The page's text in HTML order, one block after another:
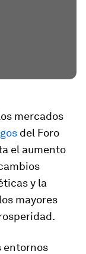
mercados
del Foro
el aumento
y la
mayores
entornos